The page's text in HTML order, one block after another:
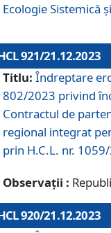
Ecologie Sistemică
921/21.12.2023
Titlu: Îndreptare
802/2023 privind
Contractul de
regional integrat
prin H.C.L. nr.
Observații :
920/21.12.2023